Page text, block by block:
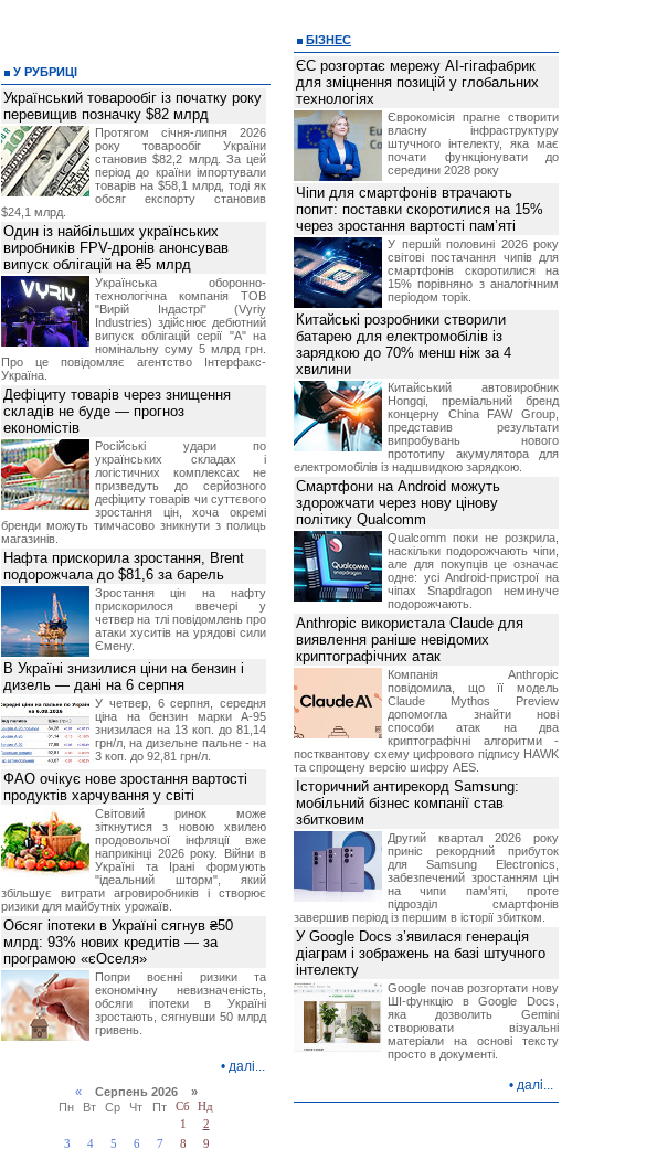
У РУБРИЦІ
Український товарообіг із початку року
перевищив позначку $82 млрд
Протягом січня-липня 2026
року товарообіг України
становив $82,2 млрд. За цей
період до країни імпортували
товарів на $58,1 млрд, тоді як
обсяг експорту становив
$24,1 млрд.
Один із найбільших українських
виробників FPV-дронів анонсував
випуск облігацій на ₴5 млрд
Українська оборонно-
технологічна компанія ТОВ
"Вирій Індастрі" (Vyriy
Industries) здійснює дебютний
випуск облігацій серії "А" на
номінальну суму 5 млрд грн.
Про це повідомляє агентство Інтерфакс-
Україна.
Дефіциту товарів через знищення
складів не буде — прогноз
економістів
Російські удари по
українських складах і
логістичних комплексах не
призведуть до серйозного
дефіциту товарів чи суттєвого
зростання цін, хоча окремі
бренди можуть тимчасово зникнути з полиць
магазинів.
Нафта прискорила зростання, Brent
подорожчала до $81,6 за барель
Зростання цін на нафту
прискорилося ввечері у
четвер на тлі повідомлень про
атаки хуситів на урядові сили
Ємену.
В Україні знизилися ціни на бензин і
дизель — дані на 6 серпня
У четвер, 6 серпня, середня
ціна на бензин марки А-95
знизилася на 13 коп. до 81,14
грн/л, на дизельне пальне - на
3 коп. до 92,81 грн/л.
ФАО очікує нове зростання вартості
продуктів харчування у світі
Світовий ринок може
зіткнутися з новою хвилею
продовольчої інфляції вже
наприкінці 2026 року. Війни в
Україні та Ірані формують
"ідеальний шторм", який
збільшує витрати агровиробників і створює
ризики для майбутніх урожаїв.
Обсяг іпотеки в Україні сягнув ₴50
млрд: 93% нових кредитів — за
програмою «єОселя»
Попри воєнні ризики та
економічну невизначеність,
обсяги іпотеки в Україні
зростають, сягнувши 50 млрд
гривень.
• далі...
«Серпень 2026 »
Пн
Вт Ср Чт Пт Сб
Нд
1
2
3
4 5 6 7 8 9
БІЗНЕС
ЄС розгортає мережу AI-гігафабрик
для зміцнення позицій у глобальних
технологіях
Єврокомісія прагне створити
власну інфраструктуру
штучного інтелекту, яка має
почати функціонувати до
середини 2028 року
Чіпи для смартфонів втрачають
попит: поставки скоротилися на 15%
через зростання вартості пам’яті
У першій половині 2026 року
світові постачання чипів для
смартфонів скоротилися на
15% порівняно з аналогічним
періодом торік.
Китайські розробники створили
батарею для електромобілів із
зарядкою до 70% менш ніж за 4
хвилини
Китайський автовиробник
Hongqi, преміальний бренд
концерну China FAW Group,
представив результати
випробувань нового
прототипу акумулятора для
електромобілів із надшвидкою зарядкою.
Смартфони на Android можуть
здорожчати через нову цінову
політику Qualcomm
Qualcomm поки не розкрила,
наскільки подорожчають чіпи,
але для покупців це означає
одне: усі Android-пристрої на
чіпах Snapdragon неминуче
подорожчають.
Anthropic використала Claude для
виявлення раніше невідомих
криптографічних атак
Компанія Anthropic
повідомила, що її модель
Claude Mythos Preview
допомогла знайти нові
способи атак на два
криптографічні алгоритми -
постквантову схему цифрового підпису HAWK
та спрощену версію шифру AES.
Історичний антирекорд Samsung:
мобільний бізнес компанії став
збитковим
Другий квартал 2026 року
приніс рекордний прибуток
для Samsung Electronics,
забезпечений зростанням цін
на чипи пам'яті, проте
підрозділ смартфонів
завершив період із першим в історії збитком.
У Google Docs з’явилася генерація
діаграм і зображень на базі штучного
інтелекту
Google почав розгортати нову
ШІ-функцію в Google Docs,
яка дозволить Gemini
створювати візуальні
матеріали на основі тексту
просто в документі.
• далі...